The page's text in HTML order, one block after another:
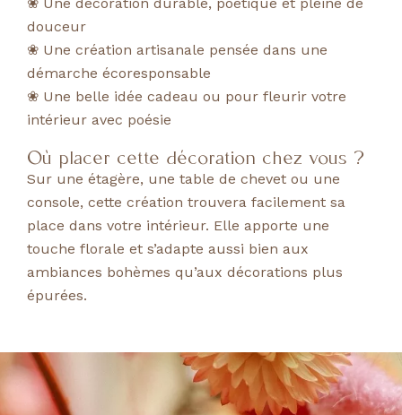
douceur
❀ Une création artisanale pensée dans une
démarche écoresponsable
❀ Une belle idée cadeau ou pour fleurir votre
intérieur avec poésie
Où placer cette décoration chez vous ?
Sur une étagère, une table de chevet ou une
console, cette création trouvera facilement sa
place dans votre intérieur. Elle apporte une
touche florale et s’adapte aussi bien aux
ambiances bohèmes qu’aux décorations plus
épurées.